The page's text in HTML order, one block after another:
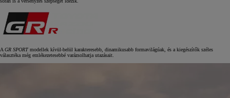
A GR SPORT modellek kívül‑belül karakteresebb, dinamikusabb formavilágúak, és a kiegészítők széles
választéka még emlékezetesebbé varázsolhatja utazásait.